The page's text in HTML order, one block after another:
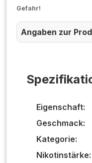
Eigenschaft:
Geschmack:
Kategorie:
Nikotinstärke:
Gefahr!
Angaben zur